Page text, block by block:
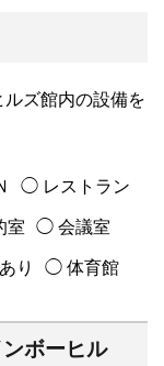
ズ館内の設備を
◯ レストラン
室 ◯ 会議室
り ◯ 体育館
ボーヒル